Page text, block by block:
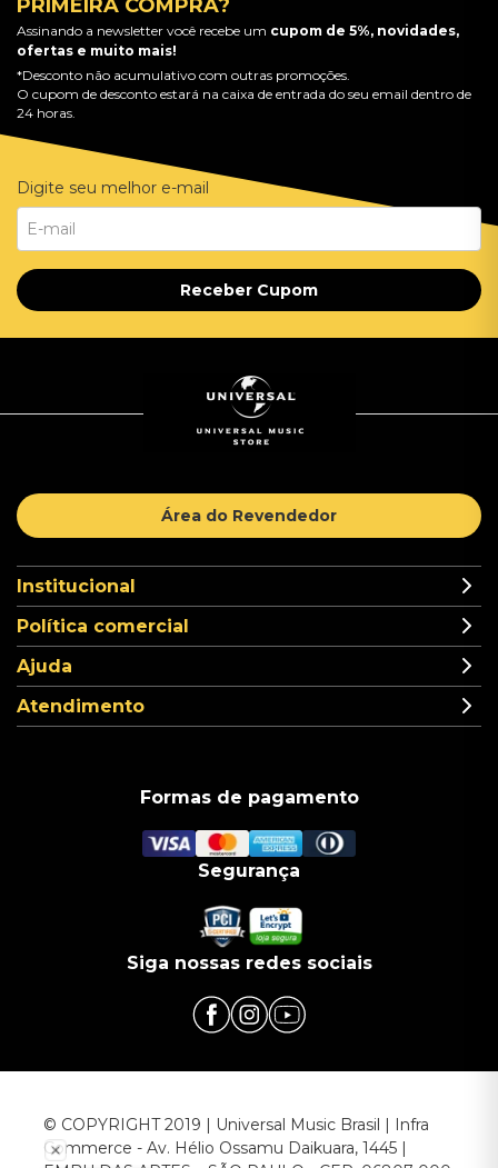
PRIMEIRA COMPRA?
Assinando a newsletter você recebe um cupom de 5%, novidades,
ofertas e muito mais!
*Desconto não acumulativo com outras promoções.
O cupom de desconto estará na caixa de entrada do seu email dentro de
24 horas.
Digite seu melhor e-mail
Receber Cupom
Área do Revendedor
Institucional
Política comercial
Ajuda
Atendimento
Formas de pagamento
Segurança
Siga nossas redes sociais
© COPYRIGHT 2019 | Universal Music Brasil | Infra
Commerce - Av. Hélio Ossamu Daikuara, 1445 |